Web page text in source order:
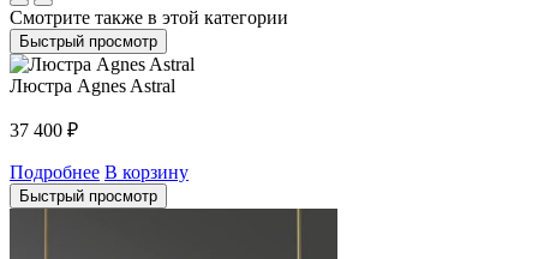
Смотрите также в этой категории
Быстрый просмотр
Люстра Agnes Astral
37 400 ₽
Подробнее В корзину
Быстрый просмотр